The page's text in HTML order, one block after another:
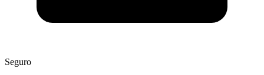
Seguro